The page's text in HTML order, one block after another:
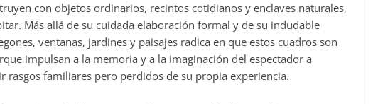
con objetos ordinarios, recintos cotidianos y enclaves naturales,
Más allá de su cuidada elaboración formal y de su indudable
ventanas, jardines y paisajes radica en que estos cuadros son
impulsan a la memoria y a la imaginación del espectador a
rasgos familiares pero perdidos de su propia experiencia.